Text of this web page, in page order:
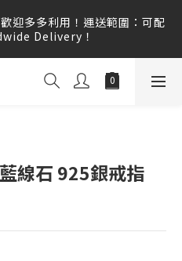
迎多多利用！運送範圍：可配
Delivery！
迎多多利用！運送範圍：可配
Delivery！
提供任何訂單資訊、補運費差
結，若有任何疑慮可撥打165
線石 925銀戒指